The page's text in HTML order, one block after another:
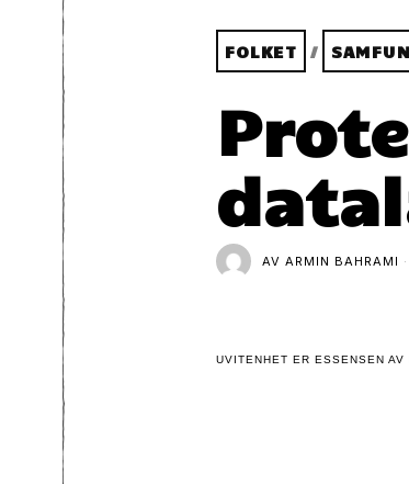
FOLKET /
AV ARMIN BAHRAMI
UVITENHET ER ESSENSEN